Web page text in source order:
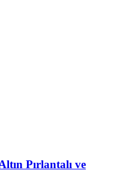
Pırlantalı ve